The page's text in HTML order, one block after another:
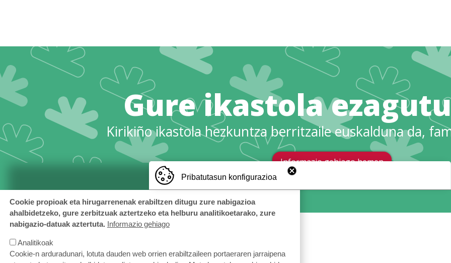
Gure ikastola
Kirikiño ikastola hezkuntza berritzaile euskalduna da,
Informazio gehiago hemen
Pribatutasun konfigurazioa
Cookie propioak eta hirugarrenenak erabiltzen ditugu zure nabigazioa
ahalbidetzeko, gure zerbitzuak aztertzeko eta helburu analitikoetarako, zure
nabigazio-datuak aztertuta. Informazio gehiago
Analitikoak
Cookie-n arduradunari, lotuta dauden web orrien erabiltzaileen portaeraren jarraipena